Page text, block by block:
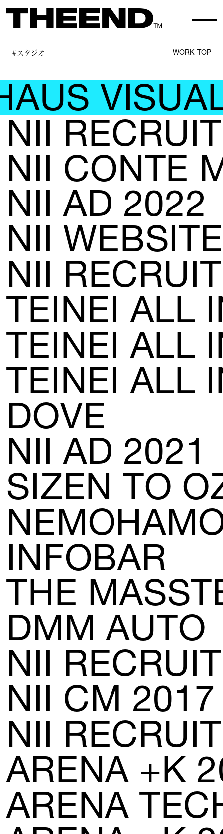
NEWS
May, 01, 2026
「ADC年鑑 日本のアートディレクション
2025」に作品が掲載されました。
Apr, 20, 2026
THE ENDは、移転しました。
MAP
Mar, 10, 2026
「MdNデザイナーズファイル2026」に赤
迫仁が掲載されています。
#スタジオ WORK TOP
VISUAL
NII
NII CONTE
NII AD 2022
NII WEBSITE
NII
TEINEI ALL
TEINEI ALL
TEINEI ALL
DOVE
NII AD 2021
SIZEN TO
INFOBAR
THE
DMM AUTO
NII
NII CM 2017
NII
ARENA +K
ARENA